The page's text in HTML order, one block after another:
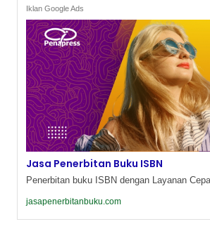
Iklan Google Ads
Jasa Penerbitan Buku ISBN
Penerbitan buku ISBN dengan Layanan
jasapenerbitanbuku.com